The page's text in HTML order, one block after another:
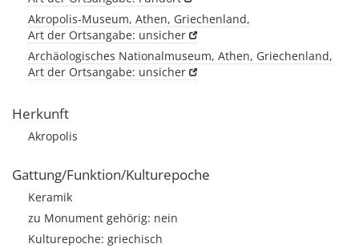
Akropolis-Museum, Athen, Griechenland,
Art der Ortsangabe: unsicher
Archäologisches Nationalmuseum, Athen, Griechenland,
Art der Ortsangabe: unsicher
Herkunft
Akropolis
Gattung/Funktion/Kulturepoche
Keramik
zu Monument gehörig: nein
Kulturepoche: griechisch